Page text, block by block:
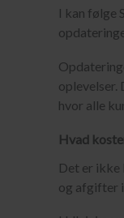
I kan følge
oplevelser.
hvor alle
Hvad
Det er ikke
og afgifter i